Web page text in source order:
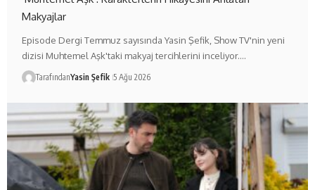
Makyajlar
Episode Dergi Temmuz sayısında Yasin Şefik, Show TV'nin yeni
dizisi Muhtemel Aşk'taki makyaj tercihlerini inceliyor.…
TarafındanYasin Şefik 5 Ağu 2026